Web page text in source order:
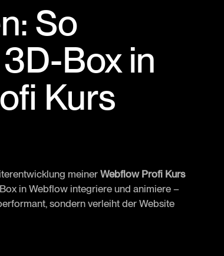
So
Box in
Kurs
meinerWebflow Profi Kurs
in Webflow integriere und animiere –
sondern verleiht der Website